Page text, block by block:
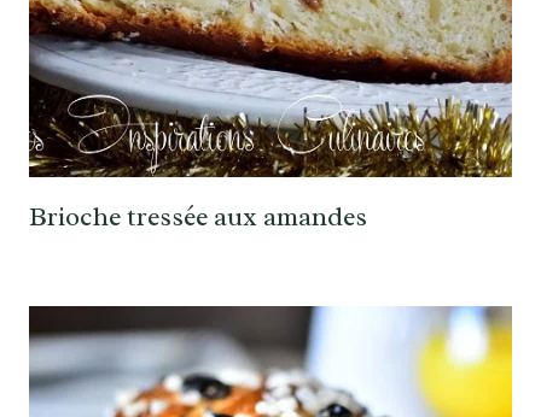
Brioche tressée aux amandes